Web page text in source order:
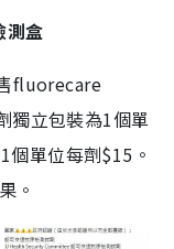
盒
fluorecare
獨立包裝為1個單
單位每劑$15。
。